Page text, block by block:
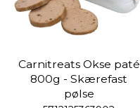
Carnitreats Okse paté
800g - Skærefast
pølse